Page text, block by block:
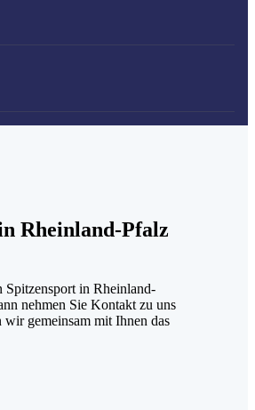
Rheinland-Pfalz
Spitzensport in Rheinland-
nehmen Sie Kontakt zu uns
gemeinsam mit Ihnen das